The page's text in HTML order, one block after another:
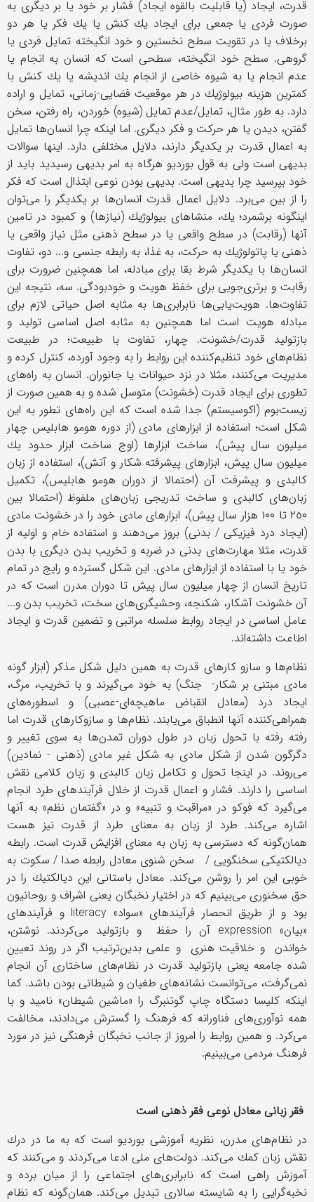
قدرت، ایجاد (یا قابلیت بالقوه ایجاد) فشار بر خود یا بر دیگری به
صورت فردی یا جمعی برای ایجاد یك كنش یا یك فكر یا هر دو
برخلاف یا در تقویت سطح نخستین و خود انگیخته تمایل فردی یا
گروهی. سطح خود انگیخته، سطحی است كه انسان به انجام یا
عدم انجام یا به شیوه خاصی از انجام یك اندیشه یا یك كنش با
كمترین هزینه بیولوژیك در هر موقعیت فضایی-زمانی، تمایل و اراده
دارد. به طور مثال، تمایل/عدم تمایل (شیوه) خوردن، راه رفتن، سخن
گفتن، دیدن یا هر حركت و فكر دیگری. اما اینكه چرا انسان‌ها تمایل
به اعمال قدرت بر یكدیگر دارند، دلایل مختلفی دارد. اینها سوالات
بدیهی است ولی به قول بوردیو هرگاه به امر بدیهی رسیدید باید از
خود بپرسید چرا بدیهی است. بدیهی بودن نوعی ابتذال است كه فكر
را از بین می‌برد. دلایل اعمال قدرت انسان‌ها بر یكدیگر را می‌توان
اینگونه برشمرد؛ یك، منشاهای بیولوژیك (نیازها) و كمبود در تامین
آنها (رقابت) در سطح واقعی یا در سطح ذهنی مثل نیاز واقعی یا
ذهنی یا پاتولوژیك به حركت، به غذا، به رابطه جنسی و... دو، تفاوت
انسان‌ها با یكدیگر شرط بقا برای مبادله، اما همچنین ضرورت برای
رقابت و برتری‌جویی برای خفظ هویت و خودبودگی. سه، نتیجه این
تفاوت‌ها. هویت‌یابی‌ها نابرابری‌ها به مثابه اصل حیاتی لازم برای
مبادله هویت است اما همچنین به مثابه اصل اساسی تولید و
بازتولید قدرت/خشونت. چهار، تفاوت با طبیعت؛ در طبیعت
نظام‌های خود تنظیم‌كننده این روابط را به وجود آورده، كنترل كرده و
مدیریت می‌كنند، مثلا در نزد حیوانات یا جانوران. انسان به راه‌های
تطوری برای ایجاد قدرت (خشونت) متوسل شده و به همین صورت از
زیست‌بوم (اكوسیستم) جدا شده است كه این راه‌های تطور به این
شكل است؛ استفاده از ابزار‌های مادی (از دوره هومو هابلیس چهار
میلیون سال پیش)، ساخت ابزارها (اوج ساخت ابزار حدود یك
میلیون سال پیش، ابزارهای پیشرفته شكار و آتش)، استفاده از زبان
كالبدی و پیشرفت آن (احتمالا از دوران هومو هابلیس)، تكمیل
زبان‌های كالبدی و ساخت تدریجی زبان‌های ملفوظ (احتمالا بین
٢٥٠ تا ١٠٠ هزار سال پیش)، ابزارهای مادی خود را در خشونت مادی
(ایجاد درد فیزیكی / بدنی) بروز می‌دهند و استفاده خام و اولیه از
قدرت، مثلا مهارت‌های بدنی در ضربه و تخریب بدن دیگری با بدن
خود یا با استفاده از ابزارهای مادی. این شكل گسترده و رایج در تمام
تاریخ انسان از چهار میلیون سال پیش تا دوران مدرن است كه در
آن خشونت آشكار، شكنجه، وحشیگری‌های سخت، تخریب بدن و...
عامل اساسی در ایجاد روابط سلسله مراتبی و تضمین قدرت و ایجاد
اطاعت داشته‌اند.
نظام‌ها و سازو كارهای قدرت به همین دلیل شكل مذكر (ابزار گونه
مادی مبتنی بر شكار- جنگ) به خود می‌گیرند و با تخریب، مرگ،
ایجاد درد (معادل انقباض ماهیچه‌ای-عصبی) و اسطوره‌های
همراهی‌كننده آنها انطباق می‌یابند. نظام‌ها و سازوكارهای قدرت اما
رفته رفته با تحول زبان در طول دوران تمدن‌ها به سوی تغییر و
دگرگون شدن از شكل مادی به شكل غیر مادی (ذهنی - نمادین)
می‌روند. در اینجا تحول و تكامل زبان كالبدی و زبان كلامی نقش
اساسی را دارند. فشار و اعمال قدرت از خلال فرآیندهای طرد انجام
می‌گیرد كه فوكو در «مراقبت و تنبیه» و در «گفتمان نظم» به آنها
اشاره می‌كند. طرد از زبان به معنای طرد از قدرت نیز هست
همان‌گونه كه دسترسی به زبان به معنای افزایش قدرت است. رابطه
دیالكتیكی سخنگویی / سخن شنوی معادل رابطه صدا / سكوت به
خوبی این امر را روشن می‌كند. معادل باستانی این دیالكتیك را در
حق سخنوری می‌بینیم كه در اختیار نخبگان یعنی اشراف و روحانیون
بود و از طریق انحصار فرآیندهای «سواد» literacy و فرآیندهای
«بیان» expression آن را حفظ و بازتولید می‌كردند. نوشتن،
خواندن و خلاقیت هنری و علمی بدین‌ترتیب اگر در روند تعیین
شده جامعه یعنی بازتولید قدرت در نظام‌های ساختاری آن انجام
نمی‌گرفت، می‌توانست نشانه‌های طغیان و شیطانی بودن باشد. كما
اینكه كلیسا دستگاه چاپ گوتنبرگ را «ماشین شیطان» نامید و با
همه نوآوری‌های فناورانه كه فرهنگ را گسترش می‌دادند، مخالفت
می‌كرد. و همین روابط را امروز از جانب نخبگان فرهنگی نیز در مورد
فرهنگ مردمی می‌بینیم.
فقر زبانی معادل نوعی فقر ذهنی است
در نظام‌های مدرن، نظریه آموزشی بوردیو است كه به ما در درك
نقش زبان كمك می‌كند. دولت‌های ملی ادعا می‌كردند و می‌كنند كه
آموزش راهی است كه نابرابری‌های اجتماعی را از میان برده و
نخبه‌گرایی را به شایسته سالاری تبدیل می‌كند. همان‌گونه كه نظام